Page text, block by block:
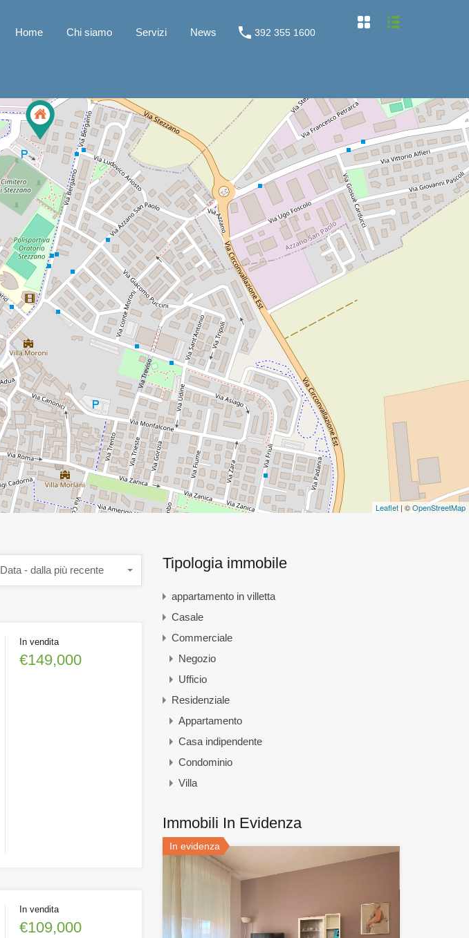
Servizi
Home Chi siamo Servizi News 392 355 1600
Leaflet | ©OpenStreetMap
Data - dalla più recente
In vendita
€149,000
In vendita
€109,000
Tipologia immobile
appartamento in villetta
Casale
Commerciale
Negozio
Ufficio
Residenziale
Appartamento
Casa indipendente
Condominio
Villa
Immobili In Evidenza
In evidenza